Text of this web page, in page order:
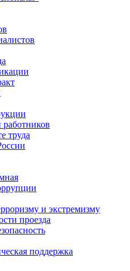
труда
и экстремизму
проезда
поддержка